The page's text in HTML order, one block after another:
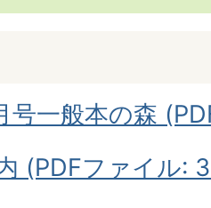
号一般本の森
(PDFファイル: